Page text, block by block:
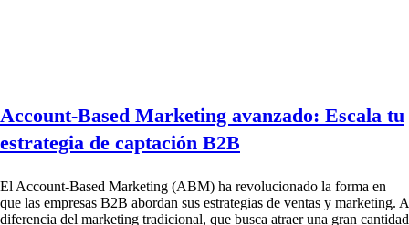
Account-Based Marketing avanzado: Escala tu
estrategia de captación B2B
El Account-Based Marketing (ABM) ha revolucionado la forma en
que las empresas B2B abordan sus estrategias de ventas y marketing. A
diferencia del marketing tradicional, que busca atraer una gran cantidad